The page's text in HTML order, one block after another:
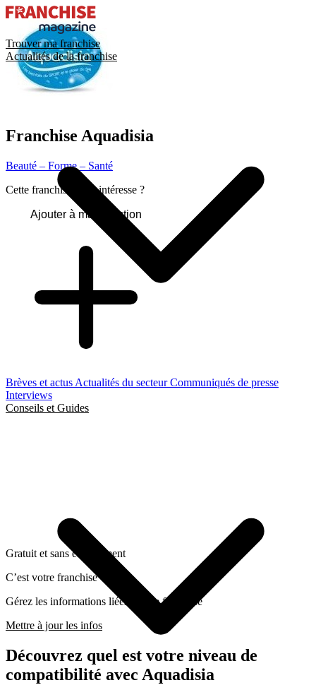
Trouver ma franchise
Actualités de la franchise
Brèves et actus Actualités du secteurCommuniqués de presse
Interviews
Conseils et Guides
Franchise Aquadisia
Beauté – Forme – Santé
Cette franchise vous intéresse ?
Ajouter à ma sélection
Gratuit et sans engagement
C’est votre franchise ?
Gérez les informations liées a cette franchise
Mettre à jour les infos
Découvrez quel est votre niveau de
compatibilité avec Aquadisia